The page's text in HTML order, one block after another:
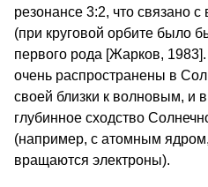
резонансе 3:2, что связано
(при круговой орбите было
первого рода [Жарков,
очень распространены в
своей близки к волновым, и
глубинное сходство
(например, с атомным ядром,
вращаются электроны).